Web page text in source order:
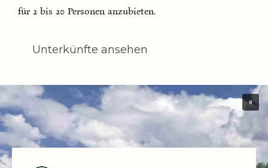
für 2 bis 20 Personen anzubieten.
Unterkünfte ansehen